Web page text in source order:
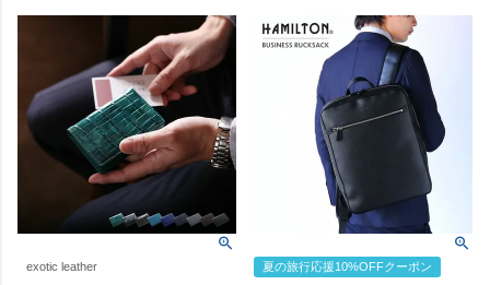
exotic leather 夏の旅行応援10%OFFクーポン